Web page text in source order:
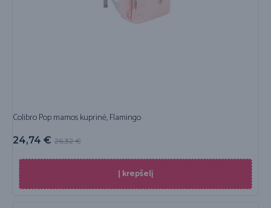
Colibro Pop mamos kuprinė, Flamingo
26,32€
24,74 €
Į krepšelį